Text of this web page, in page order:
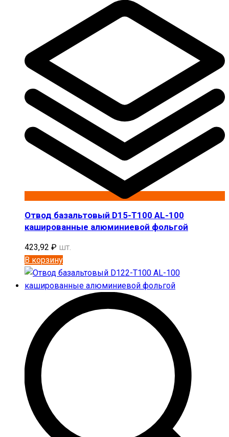
Отвод базальтовый D15-T100 AL-100
кашированные алюминиевой фольгой
423,92 ₽ шт.
В корзину